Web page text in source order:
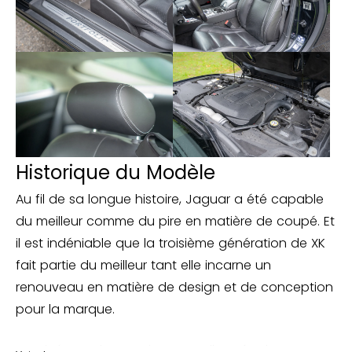
Historique du Modèle
Au fil de sa longue histoire, Jaguar a été capable
du meilleur comme du pire en matière de coupé. Et
il est indéniable que la troisième génération de XK
fait partie du meilleur tant elle incarne un
renouveau en matière de design et de conception
pour la marque.